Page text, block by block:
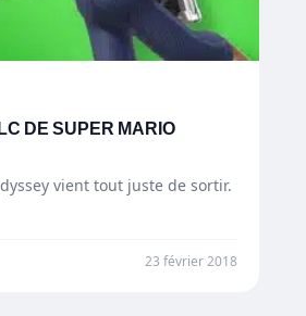
DE SUPER MARIO
vient tout juste de sortir.
23 février 2018